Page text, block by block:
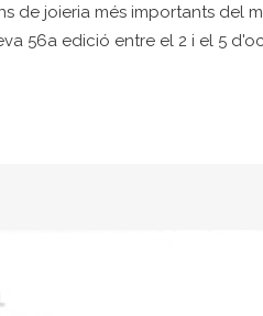
de joieria més importants del
56a edició entre el 2 i el 5